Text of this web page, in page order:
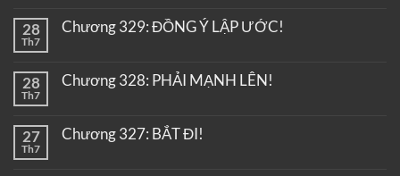
28
Th7
Chương 329: ĐỒNG Ý LẬP ƯỚC!
28
Th7
Chương 328: PHẢI MẠNH LÊN!
27
Th7
Chương 327: BẮT ĐI!